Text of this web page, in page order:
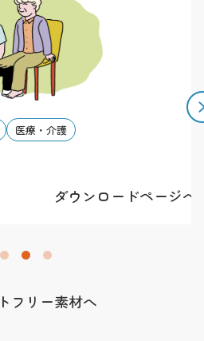
て発生したトラブルについて
。全ての規約は予告無く改変
めご了承下さい。
医療・介護
ダウンロードページへ
フリー素材へ